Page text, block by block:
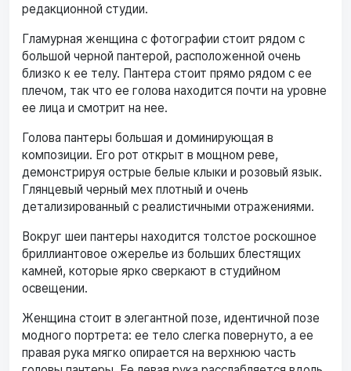
редакционной студии.
Гламурная женщина с фотографии стоит рядом с
большой черной пантерой, расположенной очень
близко к ее телу. Пантера стоит прямо рядом с ее
плечом, так что ее голова находится почти на уровне
ее лица и смотрит на нее.
Голова пантеры большая и доминирующая в
композиции. Его рот открыт в мощном реве,
демонстрируя острые белые клыки и розовый язык.
Глянцевый черный мех плотный и очень
детализированный с реалистичными отражениями.
Вокруг шеи пантеры находится толстое роскошное
бриллиантовое ожерелье из больших блестящих
камней, которые ярко сверкают в студийном
освещении.
Женщина стоит в элегантной позе, идентичной позе
модного портрета: ее тело слегка повернуто, а ее
правая рука мягко опирается на верхнюю часть